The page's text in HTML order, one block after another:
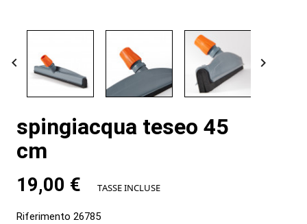
 
spingiacqua teseo 45
cm
19,00 € TASSE INCLUSE
Riferimento 26785